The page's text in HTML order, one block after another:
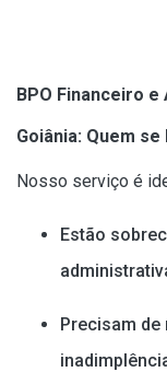
BPO Financeiro
Goiânia: Quem
Nosso serviço é
Estão
Precisam